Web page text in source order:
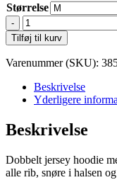
Størrelse
YOU
Harlem
Hoodie
antal
Tilføj til kurv
Varenummer (SKU):
Beskrivelse
Yderligere
Beskrivelse
Dobbelt jersey hoodie
alle rib, snøre i halsen